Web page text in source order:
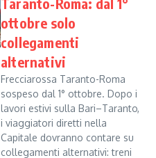
ottobre solo
collegamenti
alternativi
Frecciarossa Taranto-Roma
sospeso dal 1° ottobre. Dopo i
lavori estivi sulla Bari–Taranto,
i viaggiatori diretti nella
Capitale dovranno contare su
collegamenti alternativi: treni